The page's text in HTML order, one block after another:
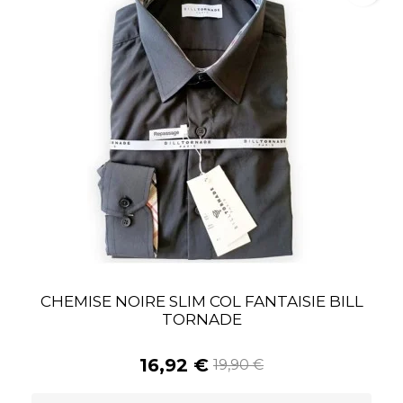
CHEMISE NOIRE SLIM COL FANTAISIE BILL
TORNADE
16,92 € 19,90 €